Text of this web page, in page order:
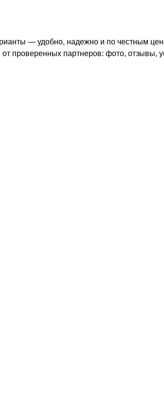
— удобно, надежно и по честным
проверенных партнеров: фото, отзывы,